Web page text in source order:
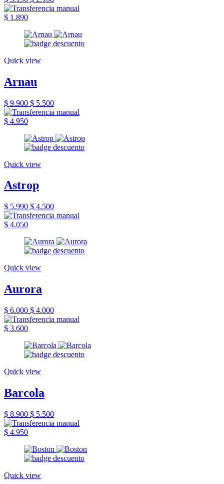
$ 1.890
Quick view
Arnau
$ 9.900 $ 5.500
$ 4.950
Quick view
Astrop
$ 5.990 $ 4.500
$ 4.050
Quick view
Aurora
$ 6.000 $ 4.000
$ 3.600
Quick view
Barcola
$ 8.900 $ 5.500
$ 4.950
Quick view